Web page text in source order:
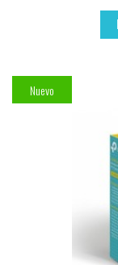
Nuevo